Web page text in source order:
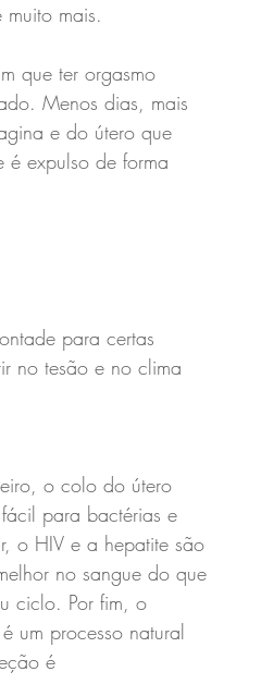
mais.
que ter orgasmo
Menos dias, mais
e do útero que
é expulso de forma
para certas
no tesão e no clima
o colo do útero
para bactérias e
o HIV e a hepatite são
no sangue do que
ciclo. Por fim, o
um processo natural
é